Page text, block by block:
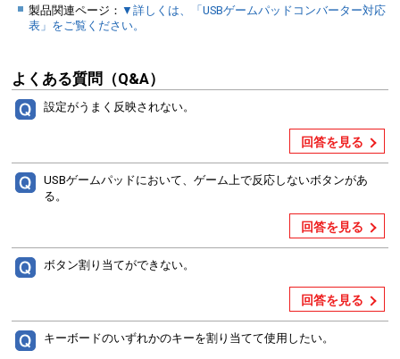
製品関連ページ： ▼詳しくは、「USBゲームパッドコンバーター対応
表」をご覧ください。
よくある質問（Q&A）
設定がうまく反映されない。
回答を見る
USBゲームパッドにおいて、ゲーム上で反応しないボタンがあ
る。
回答を見る
ボタン割り当てができない。
回答を見る
キーボードのいずれかのキーを割り当てて使用したい。